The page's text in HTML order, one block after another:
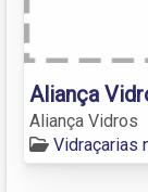
Aliança
Aliança Vidros
Vidraçarias